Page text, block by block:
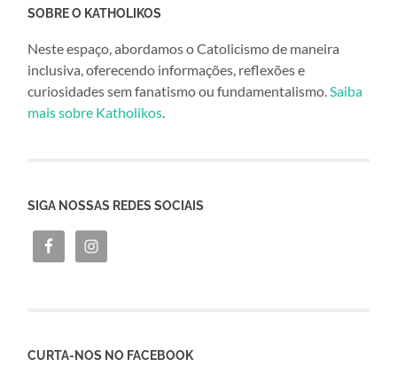
SOBRE O KATHOLIKOS
Neste espaço, abordamos o Catolicismo de maneira
inclusiva, oferecendo informações, reflexões e
curiosidades sem fanatismo ou fundamentalismo.Saiba
mais sobre Katholikos.
SIGA NOSSAS REDES SOCIAIS
CURTA-NOS NO FACEBOOK